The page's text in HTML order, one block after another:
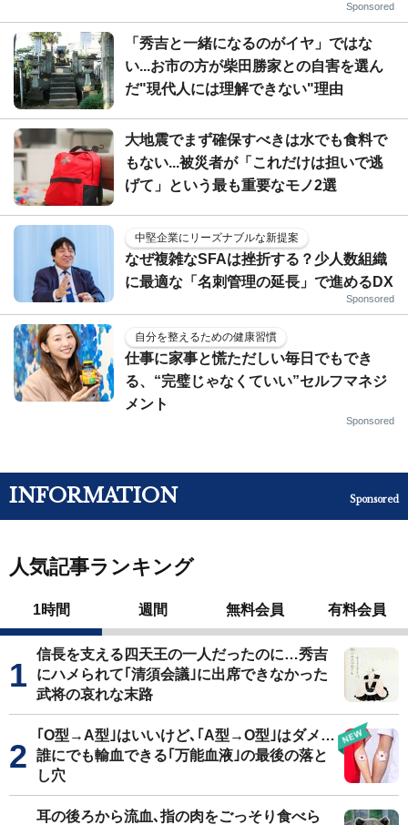
Sponsored
「秀吉と一緒になるのがイヤ」ではな
い...お市の方が柴田勝家との自害を選ん
だ"現代人には理解できない"理由
大地震でまず確保すべきは水でも食料で
もない...被災者が「これだけは担いで逃
げて」という最も重要なモノ2選
中堅企業にリーズナブルな新提案
なぜ複雑なSFAは挫折する？少人数組織
に最適な「名刺管理の延長」で進めるDX
Sponsored
自分を整えるための健康習慣
仕事に家事と慌ただしい毎日でもでき
る、“完璧じゃなくていい”セルフマネジ
メント
Sponsored
INFORMATION Sponsored
人気記事ランキング
1時間 週間 無料会員 有料会員
信長を支える四天王の一人だったのに…秀吉
にハメられて｢清須会議｣に出席できなかった
武将の哀れな末路
｢O型→A型｣はいいけど､｢A型→O型｣はダメ…
誰にでも輸血できる｢万能血液｣の最後の落と
し穴
耳の後ろから流血､指の肉をごっそり食べら